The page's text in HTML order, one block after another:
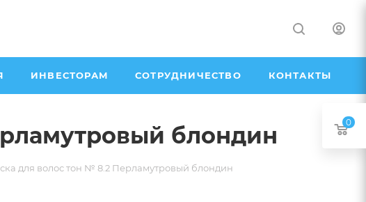
ИНВЕСТОРАМ СОТРУДНИЧЕСТВО КОНТАКТЫ
блондин
для волос тон № 8.2 Перламутровый блондин
0